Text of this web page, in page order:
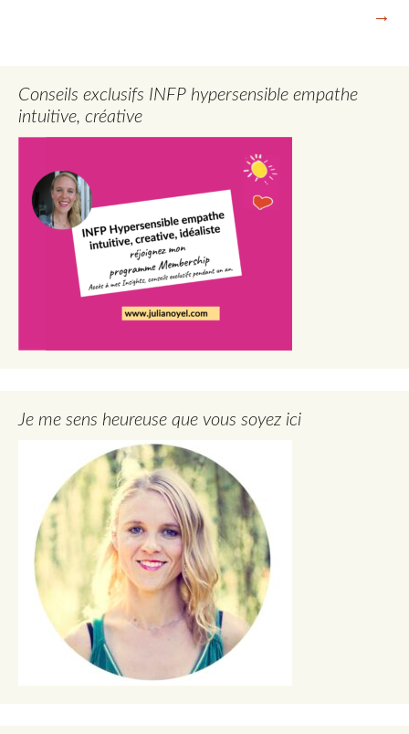
→
Conseils exclusifs INFP hypersensible empathe
intuitive, créative
Je me sens heureuse que vous soyez ici